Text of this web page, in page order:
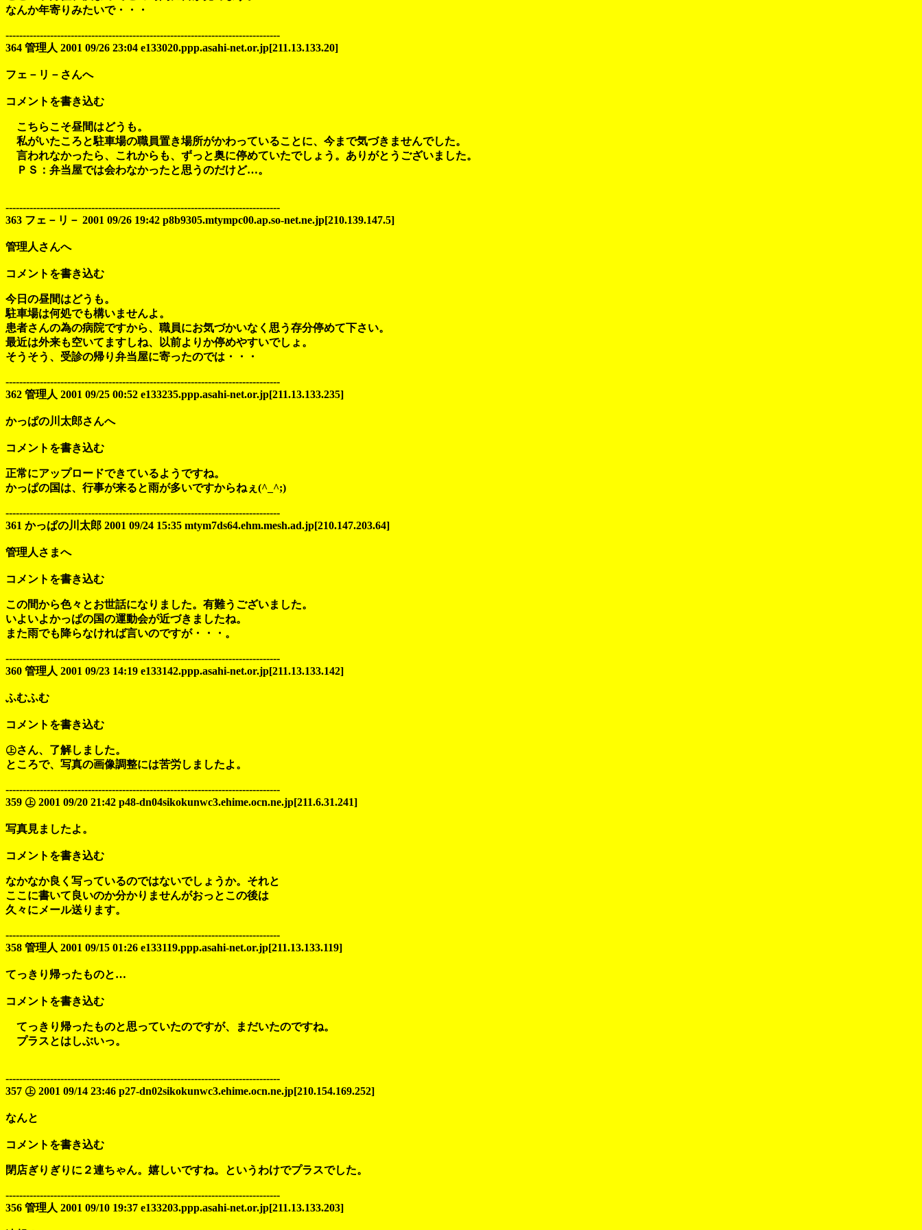
なんか年寄りみたいで・・・
--------------------------------------------------------------------------------
364 管理人 2001 09/26 23:04 e133020.ppp.asahi-net.or.jp[211.13.133.20]
フェ－リ－さんへ
コメントを書き込む
こちらこそ昼間はどうも。
私がいたころと駐車場の職員置き場所がかわっていることに、今まで気づきませんでした。
言われなかったら、これからも、ずっと奥に停めていたでしょう。ありがとうございました。
ＰＳ：弁当屋では会わなかったと思うのだけど…。
--------------------------------------------------------------------------------
363 フェ－リ－ 2001 09/26 19:42 p8b9305.mtympc00.ap.so-net.ne.jp[210.139.147.5]
管理人さんへ
コメントを書き込む
今日の昼間はどうも。
駐車場は何処でも構いませんよ。
患者さんの為の病院ですから、職員にお気づかいなく思う存分停めて下さい。
最近は外来も空いてますしね、以前よりか停めやすいでしょ。
そうそう、受診の帰り弁当屋に寄ったのでは・・・
--------------------------------------------------------------------------------
362 管理人 2001 09/25 00:52 e133235.ppp.asahi-net.or.jp[211.13.133.235]
かっぱの川太郎さんへ
コメントを書き込む
正常にアップロードできているようですね。
かっぱの国は、行事が来ると雨が多いですからねぇ(^_^;)
--------------------------------------------------------------------------------
361 かっぱの川太郎 2001 09/24 15:35 mtym7ds64.ehm.mesh.ad.jp[210.147.203.64]
管理人さまへ
コメントを書き込む
この間から色々とお世話になりました。有難うございました。
いよいよかっぱの国の運動会が近づきましたね。
また雨でも降らなければ言いのですが・・・。
--------------------------------------------------------------------------------
360 管理人 2001 09/23 14:19 e133142.ppp.asahi-net.or.jp[211.13.133.142]
ふむふむ
コメントを書き込む
㊤さん、了解しました。
ところで、写真の画像調整には苦労しましたよ。
--------------------------------------------------------------------------------
359 ㊤ 2001 09/20 21:42 p48-dn04sikokunwc3.ehime.ocn.ne.jp[211.6.31.241]
写真見ましたよ。
コメントを書き込む
なかなか良く写っているのではないでしょうか。それと
ここに書いて良いのか分かりませんがおっとこの後は
久々にメール送ります。
--------------------------------------------------------------------------------
358 管理人 2001 09/15 01:26 e133119.ppp.asahi-net.or.jp[211.13.133.119]
てっきり帰ったものと…
コメントを書き込む
てっきり帰ったものと思っていたのですが、まだいたのですね。
プラスとはしぶいっ。
--------------------------------------------------------------------------------
357 ㊤ 2001 09/14 23:46 p27-dn02sikokunwc3.ehime.ocn.ne.jp[210.154.169.252]
なんと
コメントを書き込む
閉店ぎりぎりに２連ちゃん。嬉しいですね。というわけでプラスでした。
--------------------------------------------------------------------------------
356 管理人 2001 09/10 19:37 e133203.ppp.asahi-net.or.jp[211.13.133.203]